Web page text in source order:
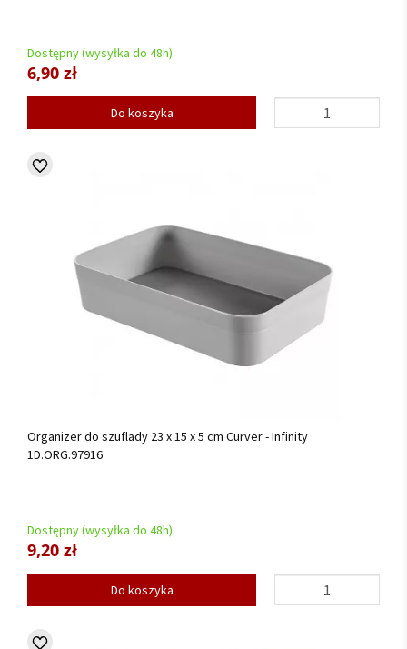
Dostępny (wysyłka do 48h)
6,90 zł
Do koszyka
Organizer do szuflady 23 x 15 x 5 cm Curver - Infinity
1D.ORG.97916
Dostępny (wysyłka do 48h)
9,20 zł
Do koszyka